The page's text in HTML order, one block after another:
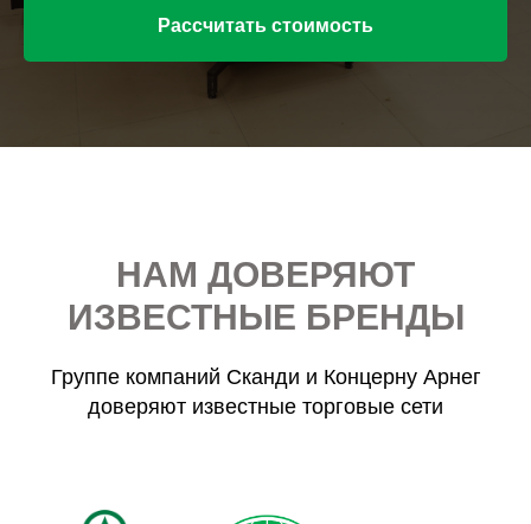
Рассчитать стоимость
НАМ ДОВЕРЯЮТ
ИЗВЕСТНЫЕ БРЕНДЫ
Группе компаний Сканди и Концерну Арнег
доверяют известные торговые сети